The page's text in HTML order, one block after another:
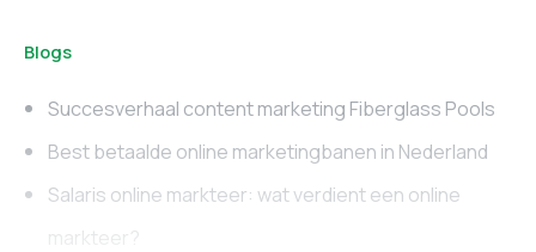
Blogs
Succesverhaal content marketing Fiberglass Pools
Best betaalde online marketingbanen in Nederland
Salaris online markteer: wat verdient een online
markteer?